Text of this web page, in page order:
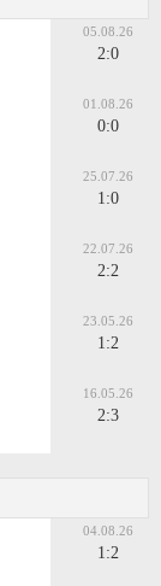
05.08.26
2:0
01.08.26
0:0
25.07.26
1:0
22.07.26
2:2
23.05.26
1:2
16.05.26
2:3
04.08.26
1:2